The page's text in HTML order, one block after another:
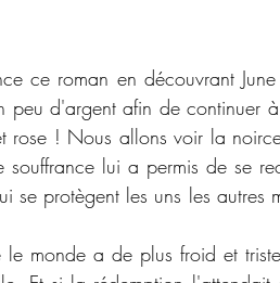
ce roman en découvrant
d'argent afin de continuer à
rose ! Nous allons voir la
lui a permis de se
se protègent les uns les autres
monde a de plus froid et